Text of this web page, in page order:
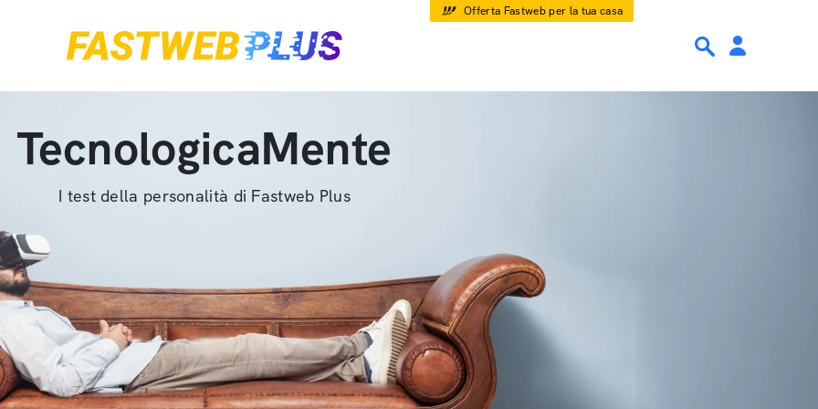
Offerta Fastweb per la tua casa
TecnologicaMente
I test della personalità di Fastweb Plus